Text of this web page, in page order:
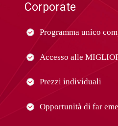
Corporate
Programma unico
Accesso alle
Prezzi individuali
Opportunità di far